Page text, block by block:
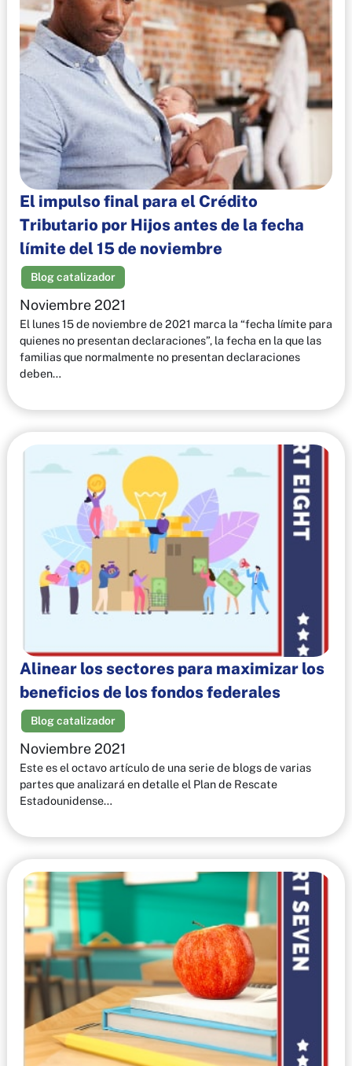
El impulso final para el Crédito
Tributario por Hijos antes de la fecha
límite del 15 de noviembre
Blog catalizador
Noviembre 2021
El lunes 15 de noviembre de 2021 marca la “fecha límite para
quienes no presentan declaraciones”, la fecha en la que las
familias que normalmente no presentan declaraciones
deben…
Alinear los sectores para maximizar los
beneficios de los fondos federales
Blog catalizador
Noviembre 2021
Este es el octavo artículo de una serie de blogs de varias
partes que analizará en detalle el Plan de Rescate
Estadounidense…